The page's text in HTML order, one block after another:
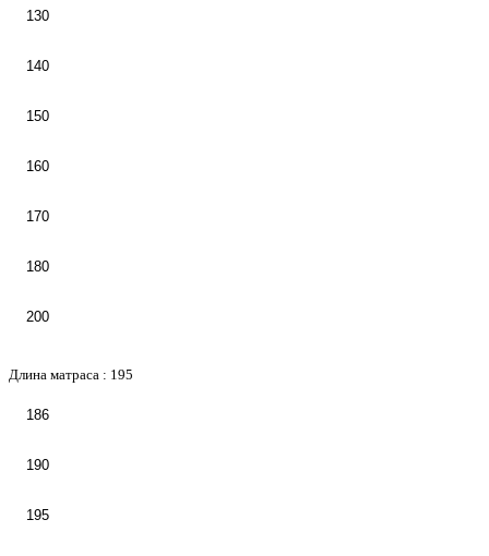
130
140
150
160
170
180
200
Длина матраса : 195
186
190
195